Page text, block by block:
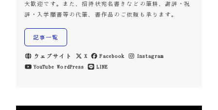
大歓迎です。また、招待状宛名書きなどの筆耕、謝辞・祝
辞・入学願書等の代筆、書作品のご依頼も承ります。
記事一覧
ウェブサイト X Facebook
Instagram
YouTube WordPress LINE